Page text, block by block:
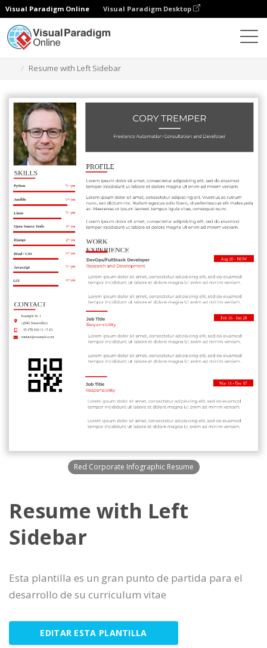
Visual Paradigm Online Visual Paradigm Desktop
Resume with Left Sidebar
Red Corporate Infographic Resume
Resume with Left
Sidebar
Esta plantilla es un gran punto de partida para el
desarrollo de su curriculum vitae
EDITAR ESTA PLANTILLA